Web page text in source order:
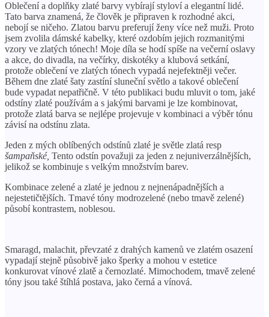
Oblečení a doplňky zlaté barvy vybírají styloví a elegantní lidé.
Tato barva znamená, že člověk je připraven k rozhodné akci,
nebojí se ničeho. Zlatou barvu preferují ženy více než muži. Proto
jsem zvolila dámské kabelky, které ozdobím jejich rozmanitými
vzory ve zlatých tónech! Moje díla se hodí spíše na večerní oslavy
a akce, do divadla, na večírky, diskotéky a klubová setkání,
protože oblečení ve zlatých tónech vypadá nejefektněji večer.
Během dne zlaté šaty zastíní sluneční světlo a takové oblečení
bude vypadat nepatřičně. V této publikaci budu mluvit o tom, jaké
odstíny zlaté používám a s jakými barvami je lze kombinovat,
protože zlatá barva se nejlépe projevuje v kombinaci a výběr tónu
závisí na odstínu zlata.
Jeden z mých oblíbených odstínů zlaté je světle zlatá resp
šampaňské, Tento odstín považuji za jeden z nejuniverzálnějších,
jelikož se kombinuje s velkým množstvím barev.
Kombinace zelené a zlaté je jednou z nejnenápadnějších a
nejestetičtějších. Tmavé tóny modrozelené (nebo tmavě zelené)
působí kontrastem, noblesou.
Smaragd, malachit, převzaté z drahých kamenů ve zlatém osazení
vypadají stejně působivě jako šperky a mohou v estetice
konkurovat vínové zlatě a černozlaté. Mimochodem, tmavě zelené
tóny jsou také štíhlá postava, jako černá a vínová.